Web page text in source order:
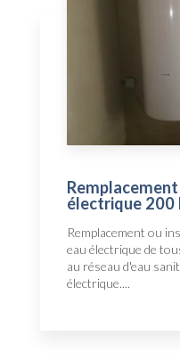
électrique 200
Remplacement ou
eau électrique de
au réseau d'eau
électrique....